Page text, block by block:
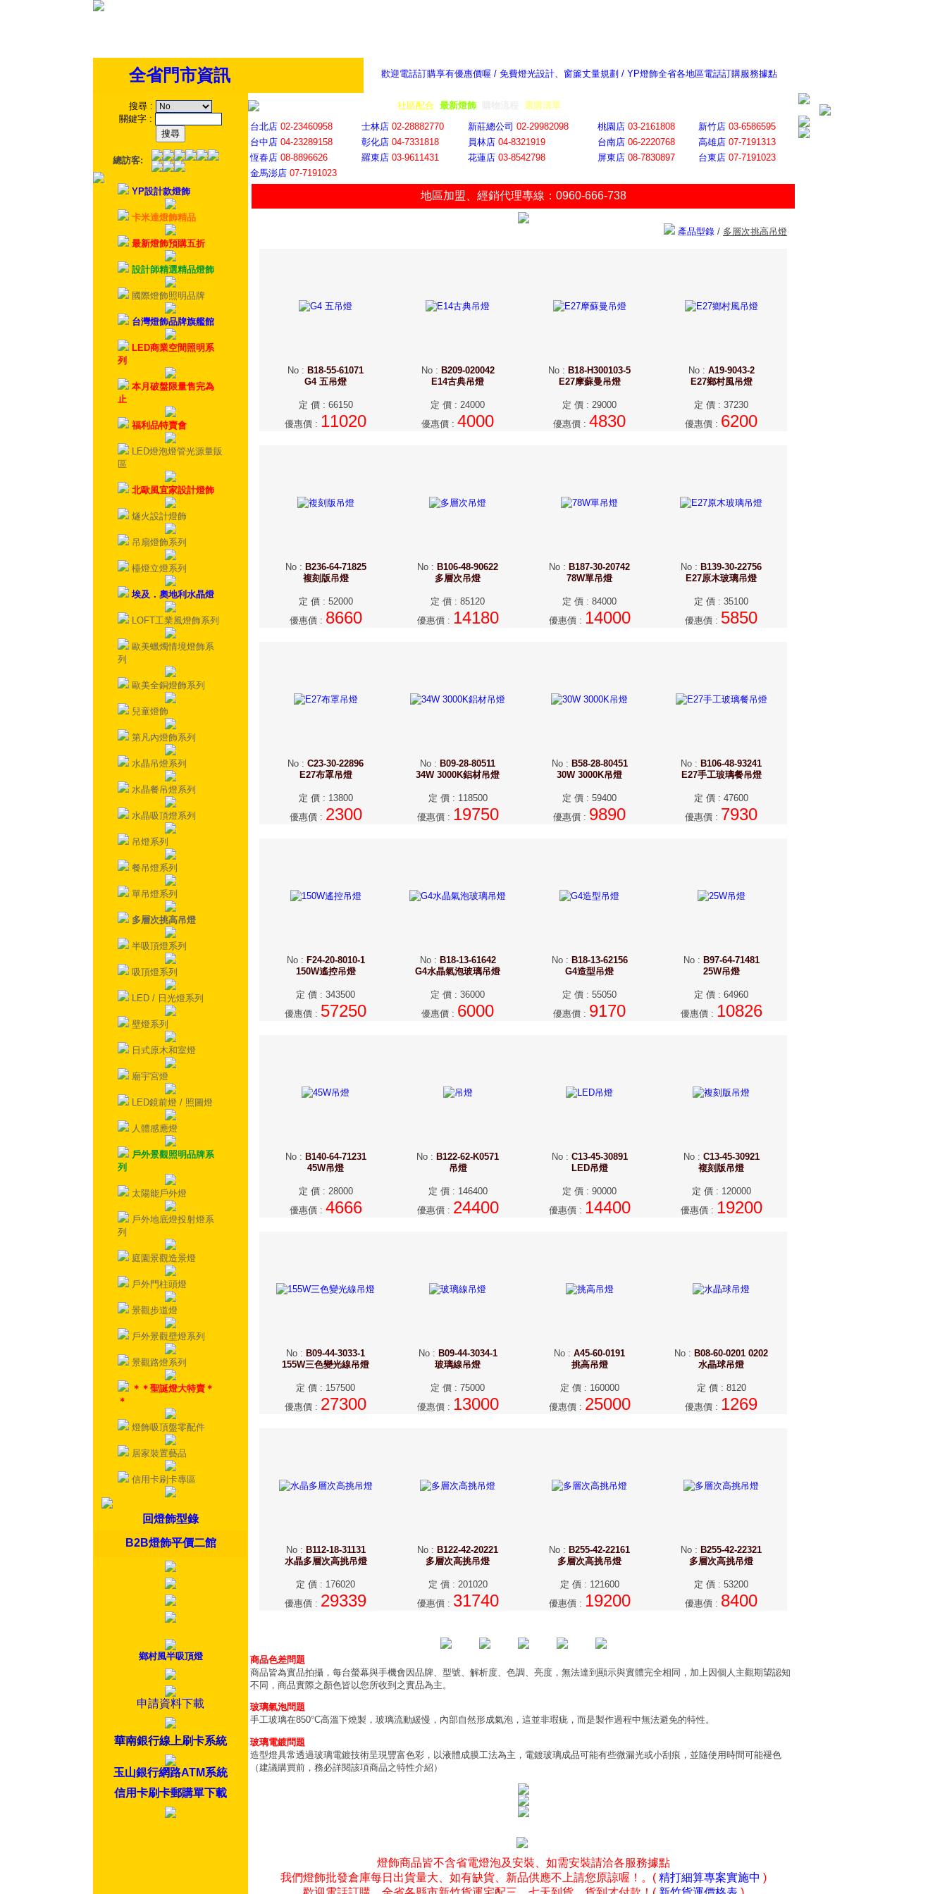
歡迎電話訂購享有優惠價喔 / 免費燈光設計、窗簾丈量規劃 / YP燈飾全省各地區電話訂購服務據點
全省門市資訊
搜尋 :
關鍵字 :
總訪客:
YP設計款燈飾
卡米達燈飾精品
最新燈飾預購五折
設計師精選精品燈飾
國際燈飾照明品牌
台灣燈飾品牌旗艦館
LED商業空間照明系
列
本月破盤限量售完為
止
福利品特賣會
LED燈泡燈管光源量販
區
北歐風宜家設計燈飾
燧火設計燈飾
吊扇燈飾系列
檯燈立燈系列
埃及．奧地利水晶燈
LOFT工業風燈飾系列
歐美蠟燭情境燈飾系
列
歐美全銅燈飾系列
兒童燈飾
第凡內燈飾系列
水晶吊燈系列
水晶餐吊燈系列
水晶吸頂燈系列
吊燈系列
餐吊燈系列
單吊燈系列
多層次挑高吊燈
半吸頂燈系列
吸頂燈系列
LED / 日光燈系列
壁燈系列
日式原木和室燈
廟宇宮燈
LED鏡前燈 / 照圖燈
人體感應燈
戶外景觀照明品牌系
列
太陽能戶外燈
戶外地底燈投射燈系
列
庭園景觀造景燈
戶外門柱頭燈
景觀步道燈
戶外景觀壁燈系列
景觀路燈系列
＊＊聖誕燈大特賣＊
＊
燈飾吸頂盤零配件
居家裝置藝品
信用卡刷卡專區
回燈飾型錄
B2B燈飾平價二館
鄉村風半吸頂燈
申請資料下載
華南銀行線上刷卡系統
玉山銀行網路ATM系統
信用卡刷卡郵購單下載
社區配合 最新燈飾 選購清單
台北店 02-23460958 士林店 02-28882770 新莊總公司 02-29982098 桃園店 03-2161808 新竹店 03-6586595
台中店 04-23289158 彰化店 04-7331818 員林店 04-8321919 台南店 06-2220768 高雄店 07-7191313
恆春店 08-8896626 羅東店 03-9611431 花蓮店 03-8542798 屏東店 08-7830897 台東店 07-7191023
金馬澎店 07-7191023
地區加盟 經銷代理專線：0960-666-738
產品型錄 / 多層次挑高吊燈
No : B18-55-61071
G4 五吊燈
定 價: 66150
優惠價 : 11020
No: B209-020042
E14古典吊燈
定 價 : 24000
優惠價 : 4000
No : B18-H300103-5
E27摩蘇曼吊燈
定 價 : 29000
優惠價 : 4830
No: A19-9043-2
E27鄉村風吊燈
定 價 : 37230
優惠價 : 6200
No: B236-64-71825
複刻版吊燈
定 價: 52000
優惠價: 8660
No : B106-48-90622
多層次吊燈
定 價 : 85120
優惠價: 14180
No : B187-30-20742
78W單吊燈
定 價 : 84000
優惠價: 14000
No : B139-30-22756
E27原木玻璃吊燈
定 價 : 35100
優惠價 : 5850
No : C23-30-22896
E27布罩吊燈
定 價: 13800
優惠價: 2300
No : B09-28-80511
34W 3000K鋁材吊燈
定 價: 118500
優惠價: 19750
No: B58-28-80451
30W 3000K吊燈
定 價 : 59400
優惠價 : 9890
No : B106-48-93241
E27手工玻璃餐吊燈
定 價 : 47600
優惠價 : 7930
No: F24-20-8010-1
150W遙控吊燈
定 價 : 343500
優惠價 : 57250
No: B18-13-61642
G4水晶氣泡玻璃吊燈
定 價 : 36000
優惠價 : 6000
No: B18-13-62156
G4造型吊燈
定 價 : 55050
優惠價 : 9170
No: B97-64-71481
25W吊燈
定 價 : 64960
優惠價: 10826
No: B140-64-71231
45W吊燈
定 價: 28000
優惠價: 4666
No : B122-62-K0571
吊燈
定 價: 146400
優惠價: 24400
No: C13-45-30891
LED吊燈
定 價 : 90000
優惠價: 14400
No: C13-45-30921
複刻版吊燈
定 價: 120000
優惠價: 19200
No : B09-44-3033-1
155W三色變光線吊燈
定 價 : 157500
優惠價 : 27300
No: B09-44-3034-1
玻璃線吊燈
定 價 : 75000
優惠價: 13000
No : A45-60-0191
挑高吊燈
定 價: 160000
優惠價: 25000
No : B08-60-0201 0202
水晶球吊燈
定 價: 8120
優惠價 : 1269
No: B112-18-31131
水晶多層次高挑吊燈
定 價 : 176020
優惠價 : 29339
No : B122-42-20221
多層次高挑吊燈
定 價: 201020
優惠價: 31740
No : B255-42-22161
多層次高挑吊燈
定 價: 121600
優惠價: 19200
No : B255-42-22321
多層次高挑吊燈
定 價 : 53200
優惠價 : 8400
商品色差問題
商品皆為實品拍攝，每台螢幕與手機會因品牌、型號、解析度、色調、亮度，無法達到顯示與實體完全相同，加上因個人主觀期望認知
不同，商品實際之顏色皆以您所收到之實品為主。
玻璃氣泡問題
手工玻璃在850°C高溫下燒製，玻璃流動緩慢，內部自然形成氣泡，這並非瑕疵，而是製作過程中無法避免的特性。
玻璃電鍍問題
造型燈具常透過玻璃電鍍技術呈現豐富色彩，以液體成膜工法為主，電鍍玻璃成品可能有些微漏光或小刮痕，並隨使用時間可能褪色
（建議購買前，務必詳閱該項商品之特性介紹）
燈飾商品皆不含省電燈泡及安裝、如需安裝請洽各服務據點
我們燈飾批發倉庫每日出貨量大、如有缺貨、新品供應不上請您原諒喔！。( 精打細算專案實施中 )